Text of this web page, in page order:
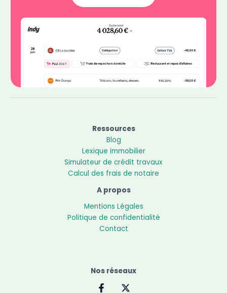
Ressources
Blog
Lexique immobilier
Simulateur de crédit travaux
Calcul des frais de notaire
A propos
Mentions Légales
Politique de confidentialité
Contact
Nos réseaux